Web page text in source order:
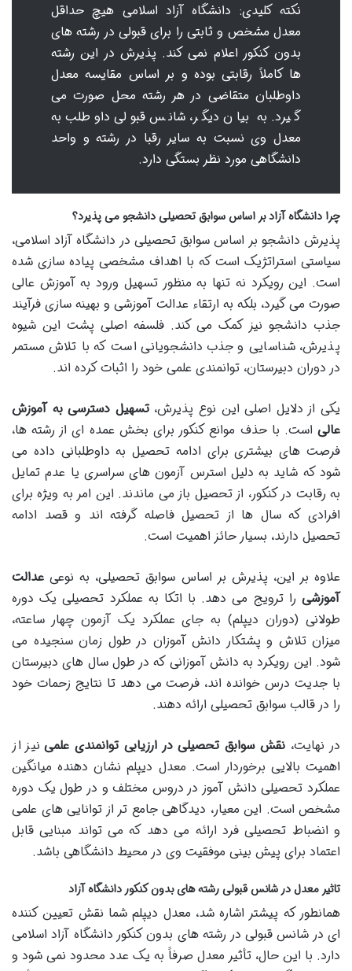
نکته کلیدی: دانشگاه آزاد اسلامی هیچ حداقل
معدل مشخص و ثابتی را برای قبولی در رشته های
بدون کنکور اعلام نمی کند. پذیرش در این رشته
ها کاملاً رقابتی بوده و بر اساس مقایسه معدل
داوطلبان متقاضی در هر رشته محل صورت می
گیرد. به بیان دیگر، شانس قبولی داوطلب به
معدل وی نسبت به سایر رقبا در رشته و واحد
دانشگاهی مورد نظر بستگی دارد.
چرا دانشگاه آزاد بر اساس سوابق تحصیلی دانشجو می پذیرد؟
پذیرش دانشجو بر اساس سوابق تحصیلی در دانشگاه آزاد اسلامی،
سیاستی استراتژیک است که با اهداف مشخصی پیاده سازی شده
است. این رویکرد نه تنها به منظور تسهیل ورود به آموزش عالی
صورت می گیرد، بلکه به ارتقاء عدالت آموزشی و بهینه سازی فرآیند
جذب دانشجو نیز کمک می کند. فلسفه اصلی پشت این شیوه
پذیرش، شناسایی و جذب دانشجویانی است که با تلاش مستمر
در دوران دبیرستان، توانمندی علمی خود را اثبات کرده اند.
یکی از دلایل اصلی این نوع پذیرش،تسهیل دسترسی به آموزش
عالی است. با حذف موانع کنکور برای بخش عمده ای از رشته ها،
فرصت های بیشتری برای ادامه تحصیل به داوطلبانی داده می
شود که شاید به دلیل استرس آزمون های سراسری یا عدم تمایل
به رقابت در کنکور، از تحصیل باز می ماندند. این امر به ویژه برای
افرادی که سال ها از تحصیل فاصله گرفته اند و قصد ادامه
تحصیل دارند، بسیار حائز اهمیت است.
علاوه بر این، پذیرش بر اساس سوابق تحصیلی، به نوعی عدالت
آموزشی را ترویج می دهد. با اتکا به عملکرد تحصیلی یک دوره
طولانی (دوران دیپلم) به جای عملکرد یک آزمون چهار ساعته،
میزان تلاش و پشتکار دانش آموزان در طول زمان سنجیده می
شود. این رویکرد به دانش آموزانی که در طول سال های دبیرستان
با جدیت درس خوانده اند، فرصت می دهد تا نتایج زحمات خود
را در قالب سوابق تحصیلی ارائه دهند.
در نهایت، نقش سوابق تحصیلی در ارزیابی توانمندی علمی نیز از
اهمیت بالایی برخوردار است. معدل دیپلم نشان دهنده میانگین
عملکرد تحصیلی دانش آموز در دروس مختلف و در طول یک دوره
مشخص است. این معیار، دیدگاهی جامع تر از توانایی های علمی
و انضباط تحصیلی فرد ارائه می دهد که می تواند مبنایی قابل
اعتماد برای پیش بینی موفقیت وی در محیط دانشگاهی باشد.
تاثیر معدل در شانس قبولی رشته های بدون کنکور دانشگاه آزاد
همانطور که پیشتر اشاره شد، معدل دیپلم شما نقش تعیین کننده
ای در شانس قبولی در رشته های بدون کنکور دانشگاه آزاد اسلامی
دارد. با این حال، تأثیر معدل صرفاً به یک عدد محدود نمی شود و